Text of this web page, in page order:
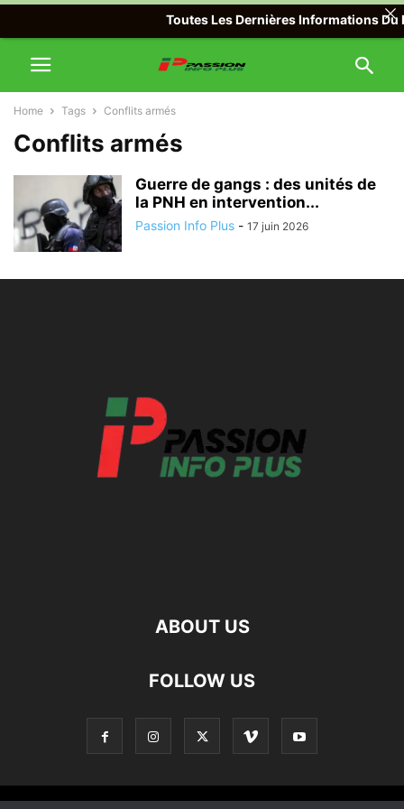
Home Tags Conflits armés
Conflits armés
Guerre de gangs : des unités de
la PNH en intervention...
Passion Info Plus - 17 juin 2026
ABOUT US
FOLLOW US
Toutes Les Dernières Informations